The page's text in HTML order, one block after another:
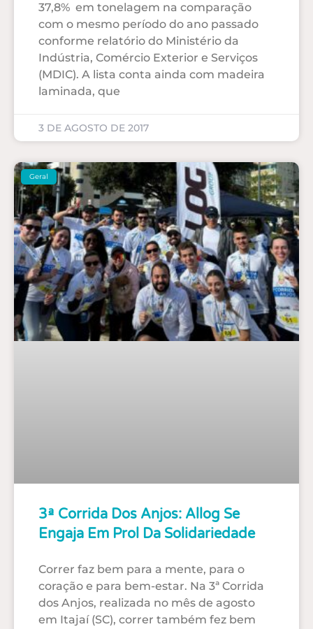
37,8% em tonelagem na comparação
com o mesmo período do ano passado
conforme relatório do Ministério da
Indústria, Comércio Exterior e Serviços
(MDIC). A lista conta ainda com madeira
laminada, que
3 DE AGOSTO DE 2017
Geral
3ª Corrida Dos Anjos: Allog Se
Engaja Em Prol Da Solidariedade
Correr faz bem para a mente, para o
coração e para bem-estar. Na 3ª Corrida
dos Anjos, realizada no mês de agosto
em Itajaí (SC), correr também fez bem